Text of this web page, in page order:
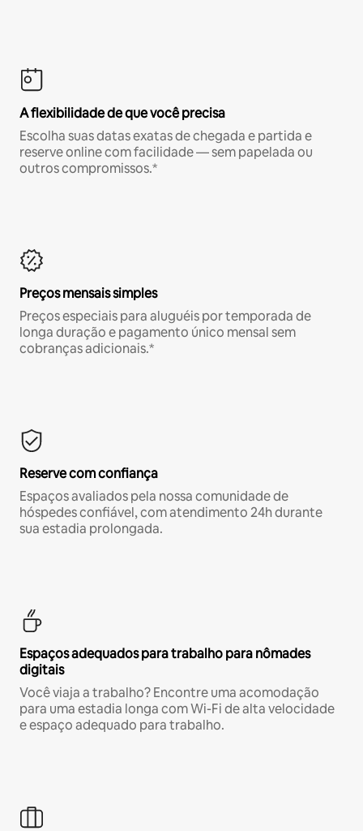
A flexibilidade de que você precisa
Escolha suas datas exatas de chegada e partida e
reserve online com facilidade — sem papelada ou
outros compromissos.*
Preços mensais simples
Preços especiais para aluguéis por temporada de
longa duração e pagamento único mensal sem
cobranças adicionais.*
Reserve com confiança
Espaços avaliados pela nossa comunidade de
hóspedes confiável, com atendimento 24h durante
sua estadia prolongada.
Espaços adequados para trabalho para nômades
digitais
Você viaja a trabalho? Encontre uma acomodação
para uma estadia longa com Wi-Fi de alta velocidade
e espaço adequado para trabalho.